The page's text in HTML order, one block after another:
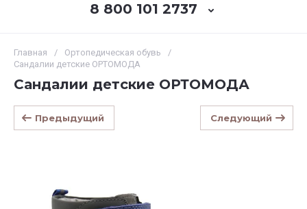
8 800 101 2737
Главная / Ортопедическая обувь
/
Сандалии детские ОРТОМОДА
Сандалии детские ОРТОМОДА
Предыдущий Следующий